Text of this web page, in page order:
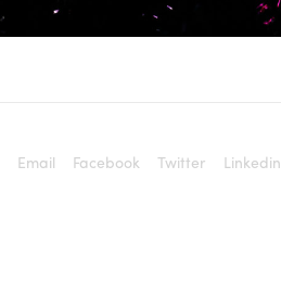
Email Facebook Twitter Linkedin